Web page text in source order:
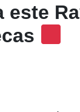
este